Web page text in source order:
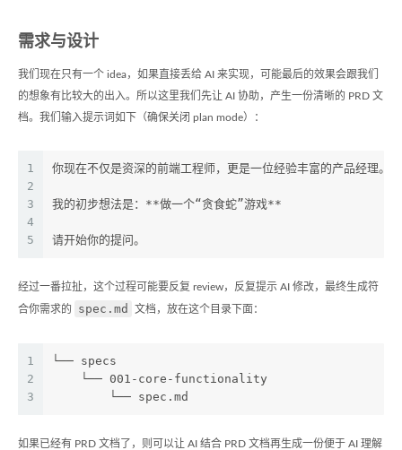
需求与设计
我们现在只有一个 idea，如果直接丢给 AI 来实现，可能最后的效果会跟我们
的想象有比较大的出入。所以这里我们先让 AI 协助，产生一份清晰的 PRD 文
档。我们输入提示词如下（确保关闭 plan mode）：
1
2
3
4
5
你现在不仅是资深的前端工程师，更是一位经验丰富的产品经理
我的初步想法是：**做一个“贪食蛇”游戏**
请开始你的提问。
经过一番拉扯，这个过程可能要反复 review，反复提示 AI 修改，最终生成符
合你需求的 spec.md 文档，放在这个目录下面：
1
2
3
└── specs
    └── 001-core-functionality
        └── spec.md
如果已经有 PRD 文档了，则可以让 AI 结合 PRD 文档再生成一份便于 AI 理解